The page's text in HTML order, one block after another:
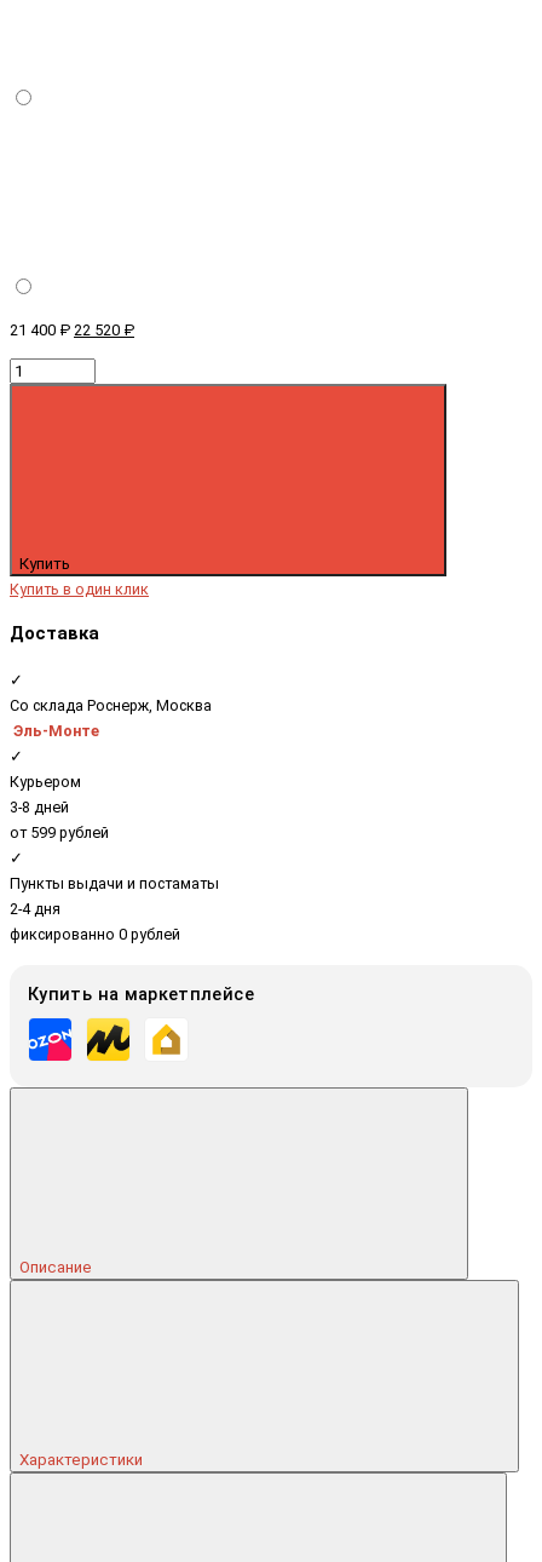
21 400 ₽ 22 520 ₽
Купить
Купить в один клик
Доставка
✓
Со склада Роснерж, Москва
Эль-Монте
✓
Курьером
3-8 дней
от 599 рублей
✓
Пункты выдачи и постаматы
2-4 дня
фиксированно 0 рублей
Купить на маркетплейсе
Описание
Характеристики